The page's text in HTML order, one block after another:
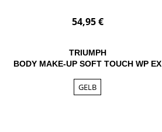
54,95 €
TRIUMPH
BODY MAKE-UP SOFT TOUCH WP EX
GELB